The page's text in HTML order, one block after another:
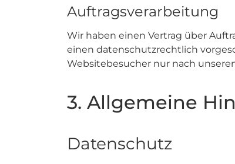
Auftragsverarbeitung
Wir haben einen Vertrag über
einen datenschutzrechtlich
Websitebesucher nur nach
3. Allgemeine
Datenschutz